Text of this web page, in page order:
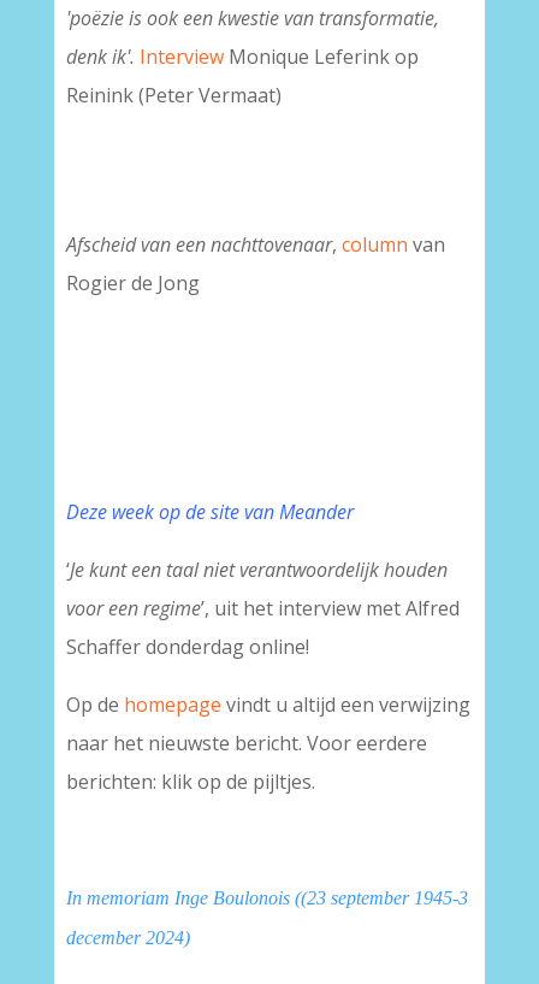
'poëzie is ook een kwestie van transformatie,
denk ik'. InterviewMonique Leferink op
Reinink (Peter Vermaat)
Afscheid van een nachttovenaar, column van
Rogier de Jong
Deze week op de site van Meander
‘Je kunt een taal niet verantwoordelijk houden
voor een regime’, uit het interview met Alfred
Schaffer donderdag online!
Op de homepage vindt u altijd een verwijzing
naar het nieuwste bericht. Voor eerdere
berichten: klik op de pijltjes.
In memoriam Inge Boulonois ((23 september 1945-3
december 2024)